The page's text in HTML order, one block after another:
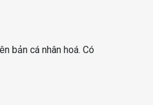
bản cá nhân hoá. Có